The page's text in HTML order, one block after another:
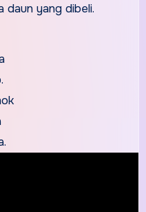
daun yang dibeli.